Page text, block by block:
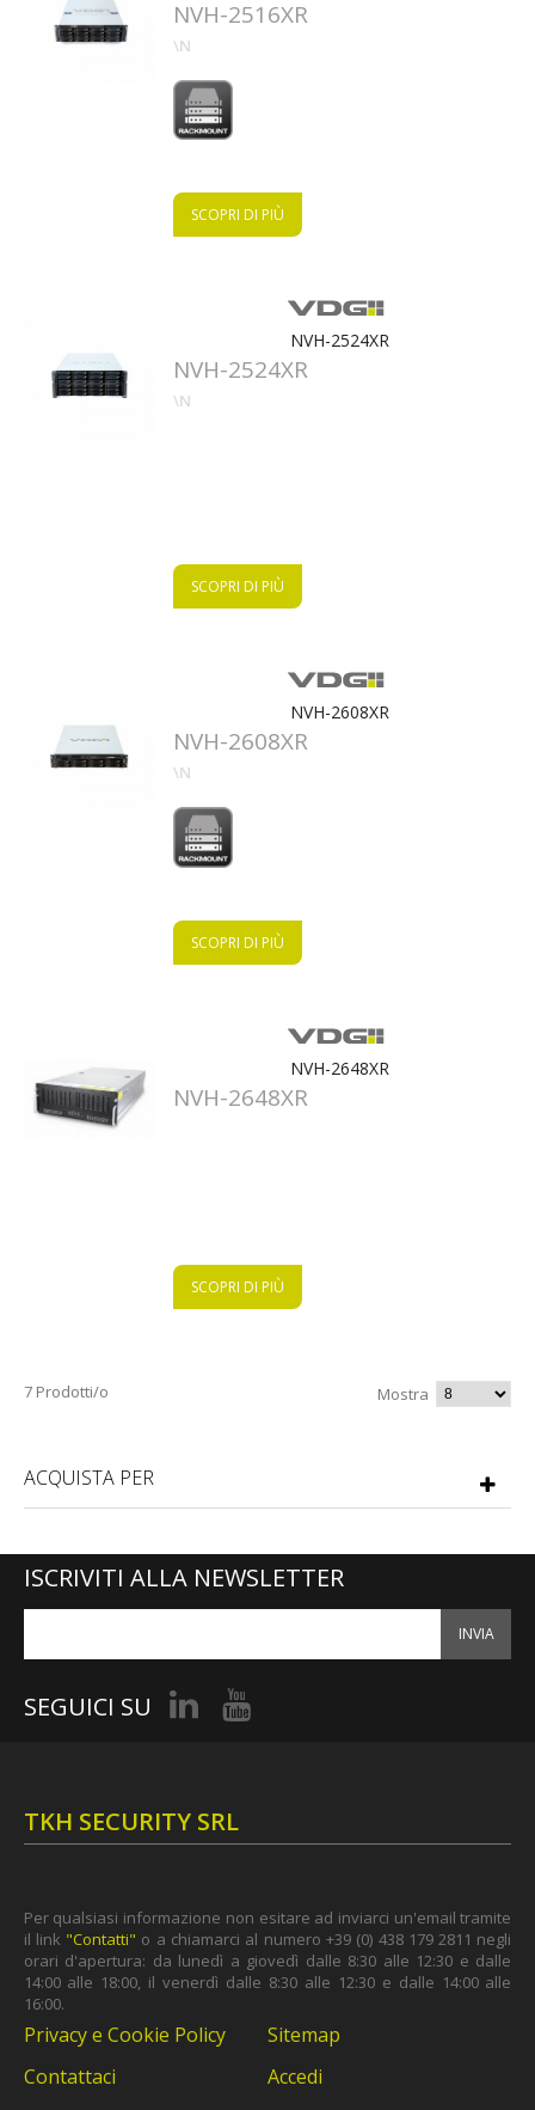
NVH-2516XR
\N
SCOPRI DI PIÙ
NVH-2524XR
NVH-2524XR
\N
SCOPRI DI PIÙ
NVH-2608XR
NVH-2608XR
\N
SCOPRI DI PIÙ
NVH-2648XR
NVH-2648XR
SCOPRI DI PIÙ
7 Prodotti/o Mostra
ACQUISTA PER
ISCRIVITI ALLA NEWSLETTER
INVIA
SEGUICI SU
TKH SECURITY SRL
Per qualsiasi informazione non esitare ad inviarci un'email tramite
il link "Contatti" o a chiamarci al numero +39 (0) 438 179 2811 negli
orari d'apertura: da lunedì a giovedì dalle 8:30 alle 12:30 e dalle
14:00 alle 18:00, il venerdì dalle 8:30 alle 12:30 e dalle 14:00 alle
16:00.
Privacy e Cookie Policy
Sitemap
Contattaci
Accedi